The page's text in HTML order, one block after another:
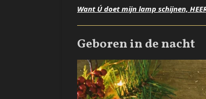
Want Ú doet mijn lamp schijnen,
Geboren in de nacht